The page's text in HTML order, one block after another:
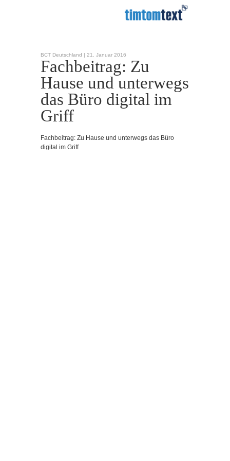
BCT Deutschland | 21. Januar 2016
Fachbeitrag: Zu
Hause und unterwegs
das Büro digital im
Griff
Fachbeitrag: Zu Hause und unterwegs das Büro
digital im Griff